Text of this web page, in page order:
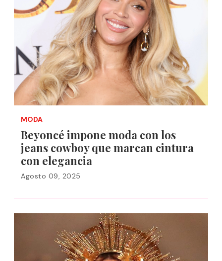
MODA
Beyoncé impone moda con los
jeans cowboy que marcan cintura
con elegancia
Agosto 09, 2025